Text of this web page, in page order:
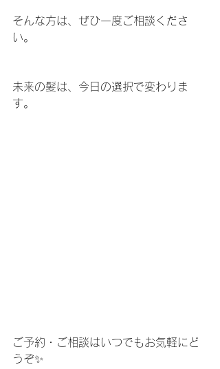
そんな方は、ぜひ一度ご相談くださ
い。
未来の髪は、今日の選択で変わりま
す。
ご予約・ご相談はいつでもお気軽にど
うぞ✨